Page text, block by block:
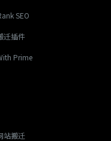
SEO
迁插件
Prime
站搬迁